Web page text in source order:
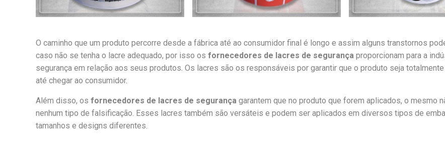
O caminho que um produto percorre desde a fábrica até ao consumidor final é longo e assim alguns transtornos
caso não se tenha o lacre adequado, por isso osfornecedores de lacres de segurança proporcionam para a
segurança em relação aos seus produtos. Os lacres são os responsáveis por garantir que o produto seja
até chegar ao consumidor.
Além disso, osfornecedores de lacres de segurança garantem que no produto que forem aplicados, o mesmo
nenhum tipo de falsificação. Esses lacres também são versáteis e podem ser aplicados em diversos tipos de
tamanhos e designs diferentes.